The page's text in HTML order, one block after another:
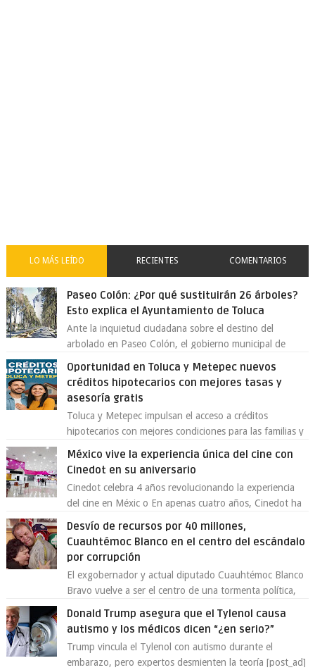
LO MÁS LEÍDO RECIENTES COMENTARIOS
Paseo Colón: ¿Por qué sustituirán 26 árboles?
Esto explica el Ayuntamiento de Toluca
Ante la inquietud ciudadana sobre el destino del
arbolado en Paseo Colón, el gobierno municipal de
Oportunidad en Toluca y Metepec nuevos
créditos hipotecarios con mejores tasas y
asesoría gratis
Toluca y Metepec impulsan el acceso a créditos
hipotecarios con mejores condiciones para las familias y
México vive la experiencia única del cine con
Cinedot en su aniversario
Cinedot celebra 4 años revolucionando la experiencia
del cine en Méxic o En apenas cuatro años, Cinedot ha
demostrado que es posible reinve...
Desvío de recursos por 40 millones,
Cuauhtémoc Blanco en el centro del escándalo
por corrupción
El exgobernador y actual diputado Cuauhtémoc Blanco
Bravo vuelve a ser el centro de una tormenta política,
Donald Trump asegura que el Tylenol causa
autismo y los médicos dicen “¿en serio?”
Trump vincula el Tylenol con autismo durante el
embarazo, pero expertos desmienten la teoría [post_ad]